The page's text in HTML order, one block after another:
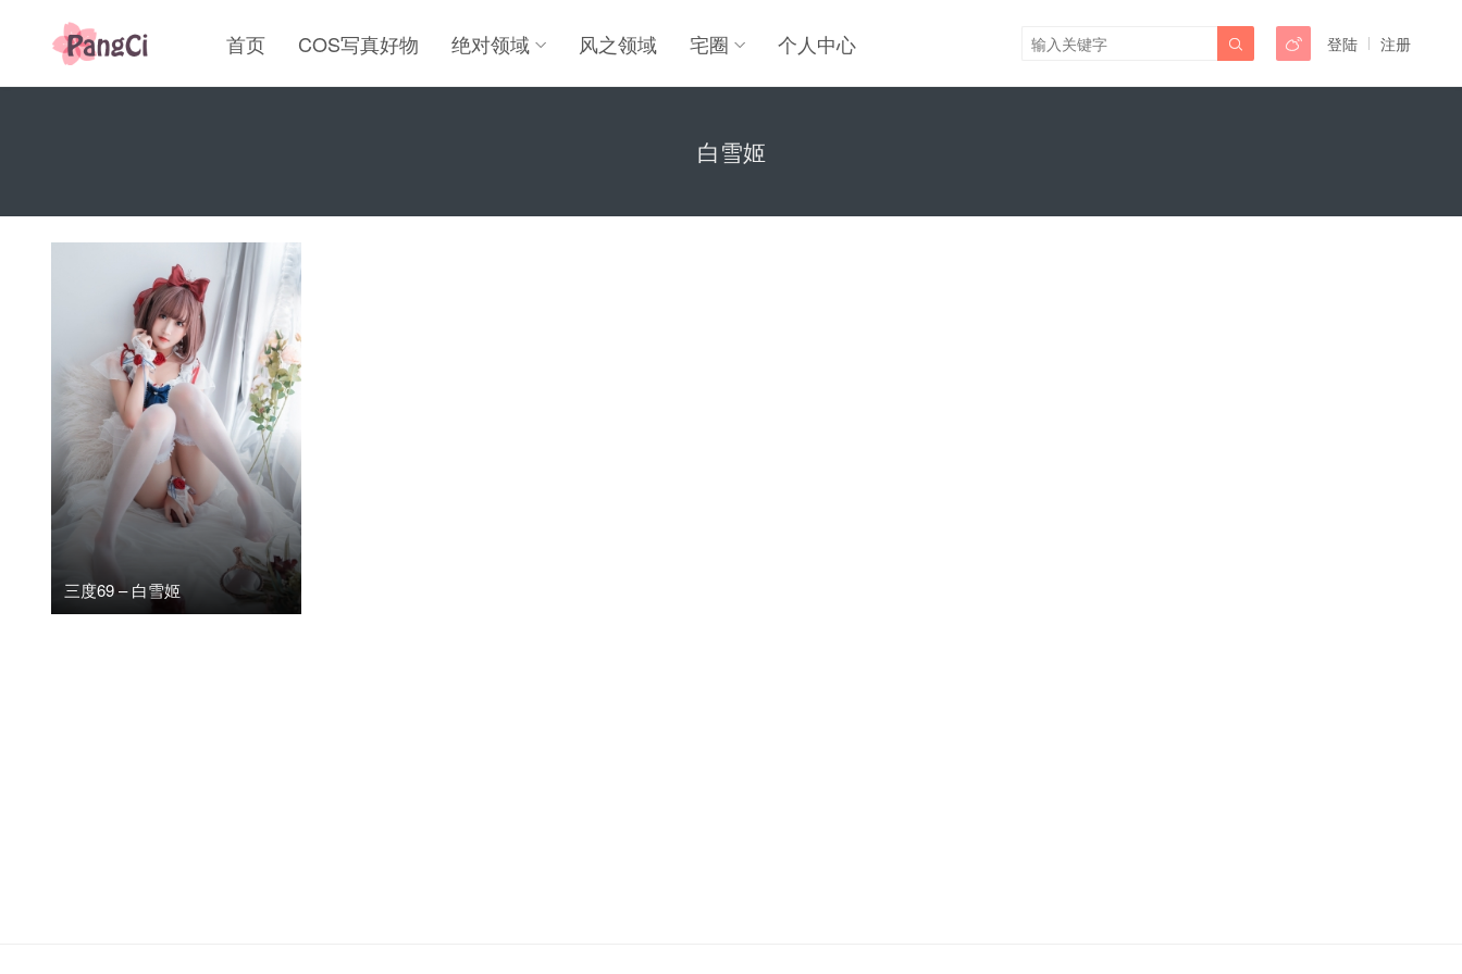
首页 COS写真好物 绝对领域 风之领域 宅圈 个人中心 登陆 注册


白雪姬
三度69 – 白雪姬